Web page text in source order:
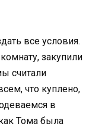
все условия.
закупили
считали
что куплено,
в
Тома была